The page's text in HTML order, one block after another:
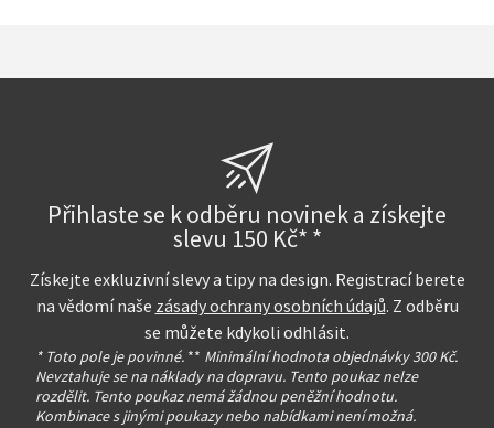
Přihlaste se k odběru novinek a získejte
slevu 150 Kč* *
Získejte exkluzivní slevy a tipy na design. Registrací berete
na vědomí naše zásady ochrany osobních údajů. Z odběru
se můžete kdykoli odhlásit.
* Toto pole je povinné. ** Minimální hodnota objednávky 300 Kč.
Nevztahuje se na náklady na dopravu. Tento poukaz nelze
rozdělit. Tento poukaz nemá žádnou peněžní hodnotu.
Kombinace s jinými poukazy nebo nabídkami není možná.